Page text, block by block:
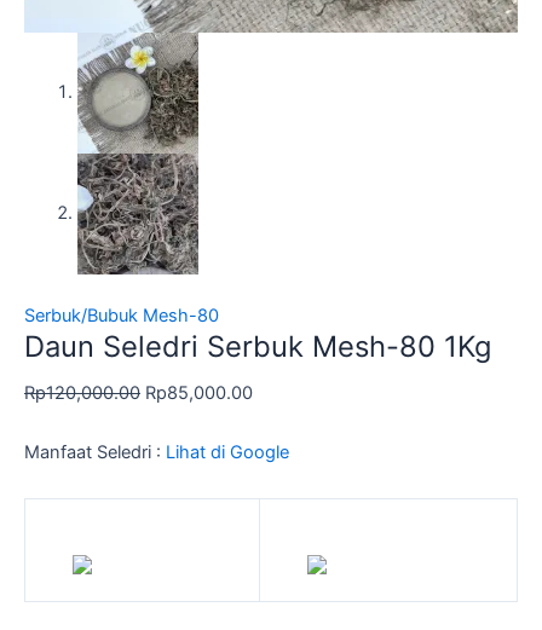
Serbuk/Bubuk Mesh-80
Daun Seledri Serbuk Mesh-80 1Kg
Rp120,000.00 Rp85,000.00
Manfaat Seledri : Lihat di Google